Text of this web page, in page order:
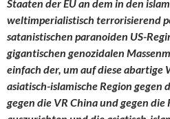
Staaten der EU an dem in den
weltimperialistisch terrorisierend
satanistischen paranoiden US-
gigantischen genozidalen
einfach der, um auf diese abartige
asiatisch-islamische Region gegen
gegen die VR China und gegen